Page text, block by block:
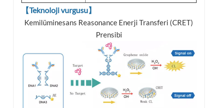
【Teknoloji vurgusu】
Kemilüminesans Reasonance Enerji Transferi (CRET)
Prensibi